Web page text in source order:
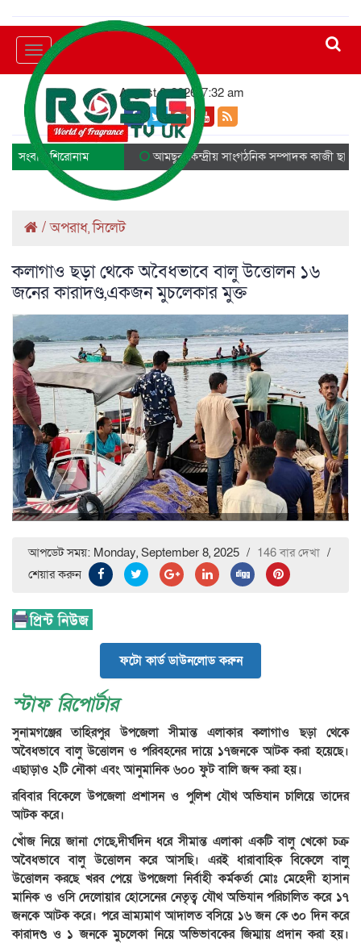
Toggle
navigation
August 8, 2026, 7:32 am
সংবাদ শিরোনাম আমছুর কেন্দ্রীয় সাংগঠনিক সম্পাদক কাজী ছাদিক
/অপরাধ,সিলেট
কলাগাও ছড়া থেকে অবৈধভাবে বালু উত্তোলন ১৬
জনের কারাদণ্ড,একজন মুচলেকার মুক্ত
আপডেট সময়: Monday, September 8, 2025 / 146 বার দেখা /
শেয়ার করুন
ফটো কার্ড ডাউনলোড করুন
স্টাফ রিপোর্টার
সুনামগঞ্জের তাহিরপুর উপজেলা সীমান্ত এলাকার কলাগাও ছড়া থেকে
অবৈধভাবে বালু উত্তোলন ও পরিবহনের দায়ে ১৭জনকে আটক করা হয়েছে।
এছাড়াও ২টি নৌকা এবং আনুমানিক ৬০০ ফুট বালি জব্দ করা হয়।
রবিবার বিকেলে উপজেলা প্রশাসন ও পুলিশ যৌথ অভিযান চালিয়ে তাদের
আটক করে।
খোঁজ নিয়ে জানা গেছে,দীর্ঘদিন ধরে সীমান্ত এলাকা একটি বালু খেকো চক্র
অবৈধভাবে বালু উত্তোলন করে আসছি। এরই ধারাবাহিক বিকেলে বালু
উত্তোলন করছে খরব পেয়ে উপজেলা নির্বাহী কর্মকর্তা মোঃ মেহেদী হাসান
মানিক ও ওসি দেলোয়ার হোসেনের নেতৃত্ব যৌথ অভিযান পরিচালিত করে ১৭
জনকে আটক করে। পরে ভ্রাম্যমাণ আদালত বসিয়ে ১৬ জন কে ৩০ দিন করে
কারাদণ্ড ও ১ জনকে মুচলেকা নিয়ে অভিভাবকের জিম্মায় প্রদান করা হয়।